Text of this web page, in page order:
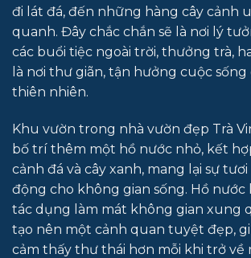
đi lát đá, đến những hàng cây cảnh
quanh. Đây chắc chắn sẽ là nơi lý
các buổi tiệc ngoài trời, thưởng trà,
là nơi thư giãn, tận hưởng cuộc sống
thiên nhiên.
Khu vườn trong nhà vườn đẹp Trà
bố trí thêm một hồ nước nhỏ, kết
cảnh đá và cây xanh, mang lại sự tươi
động cho không gian sống. Hồ nước
tác dụng làm mát không gian xung
tạo nên một cảnh quan tuyệt đẹp,
cảm thấy thư thái hơn mỗi khi trở về